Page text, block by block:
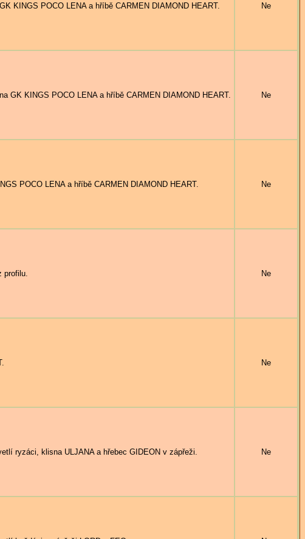
KINGS POCO LENA a hříbě CARMEN DIAMOND HEART. Ne
GK KINGS POCO LENA a hříbě CARMEN DIAMOND HEART. Ne
POCO LENA a hříbě CARMEN DIAMOND HEART. Ne
Ne
Ne
ryzáci, klisna ULJANA a hřebec GIDEON v zápřeži. Ne